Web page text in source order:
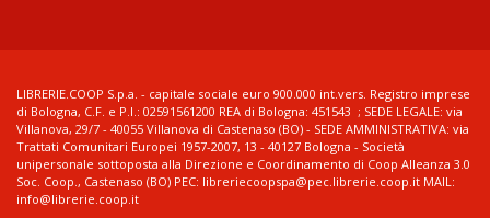
LIBRERIE.COOP S.p.a. - capitale sociale euro 900.000 int.vers. Registro imprese
di Bologna, C.F. e P.I.: 02591561200 REA di Bologna: 451543 ; SEDE LEGALE: via
Villanova, 29/7 - 40055 Villanova di Castenaso (BO) - SEDE AMMINISTRATIVA: via
Trattati Comunitari Europei 1957-2007, 13 - 40127 Bologna - Società
unipersonale sottoposta alla Direzione e Coordinamento di Coop Alleanza 3.0
Soc. Coop., Castenaso (BO) PEC: libreriecoopspa@pec.librerie.coop.it MAIL:
info@librerie.coop.it